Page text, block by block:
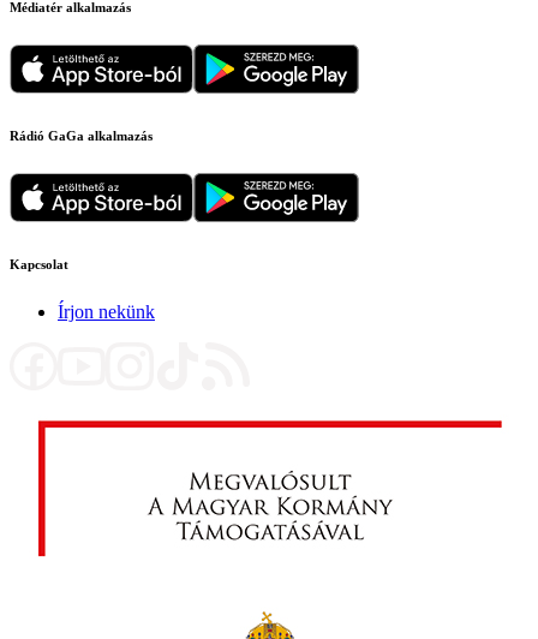
Médiatér alkalmazás
Rádió GaGa alkalmazás
Kapcsolat
Írjon nekünk